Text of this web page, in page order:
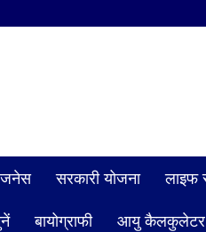
सरकारी योजना लाइफ
बायोग्राफी आयु कैलकुलेटर